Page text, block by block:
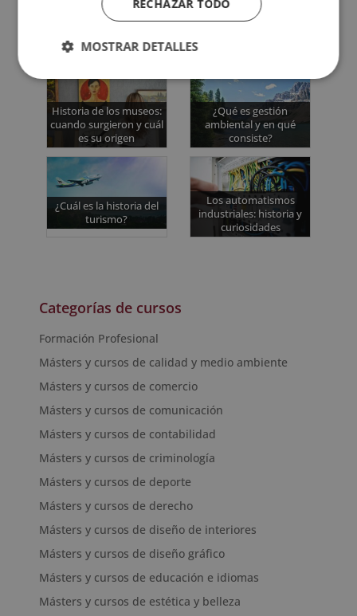
Quizá te interese...
Historia de los museos:
cuando surgieron y cuál
es su origen
¿Qué es gestión
ambiental y en qué
consiste?
¿Cuál es la historia del
turismo?
Los automatismos
industriales: historia y
curiosidades
Categorías de cursos
Formación Profesional
Másters y cursos de calidad y medio ambiente
Másters y cursos de comercio
Másters y cursos de comunicación
Másters y cursos de contabilidad
Másters y cursos de criminología
Másters y cursos de deporte
Másters y cursos de derecho
Másters y cursos de diseño de interiores
Másters y cursos de diseño gráfico
Másters y cursos de educación e idiomas
Másters y cursos de estética y belleza
RECHAZAR TODO
MOSTRAR DETALLES